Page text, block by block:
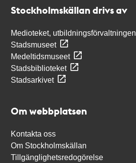
Stockholmskällan drivs av
Medioteket, utbildningsförvaltningen
Stadsmuseet
Medeltidsmuseet
Stadsbiblioteket
Stadsarkivet
Om webbplatsen
Kontakta oss
Om Stockholmskällan
Tillgänglighetsredogörelse